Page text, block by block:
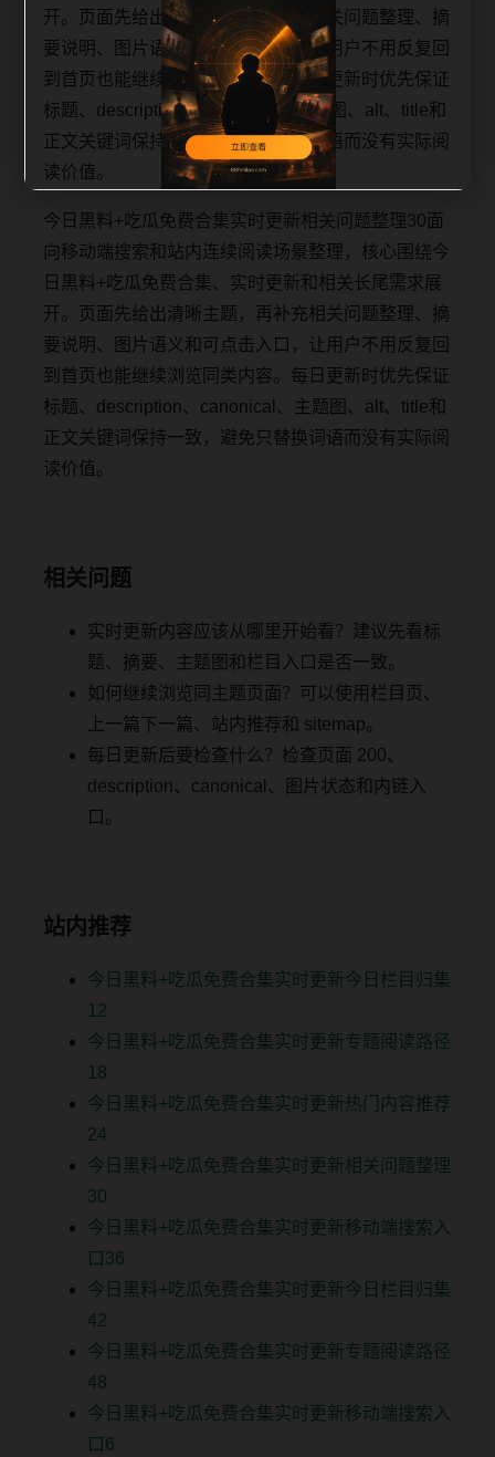
开。页面先给出清晰主题，再补充相关问题整理、摘
要说明、图片语义和可点击入口，让用户不用反复回
到首页也能继续浏览同类内容。每日更新时优先保证
标题、description、canonical、主题图、alt、title和
正文关键词保持一致，避免只替换词语而没有实际阅
读价值。
今日黑料+吃瓜免费合集实时更新相关问题整理30面
向移动端搜索和站内连续阅读场景整理，核心围绕今
日黑料+吃瓜免费合集、实时更新和相关长尾需求展
开。页面先给出清晰主题，再补充相关问题整理、摘
要说明、图片语义和可点击入口，让用户不用反复回
到首页也能继续浏览同类内容。每日更新时优先保证
标题、description、canonical、主题图、alt、title和
正文关键词保持一致，避免只替换词语而没有实际阅
读价值。
相关问题
实时更新内容应该从哪里开始看？建议先看标
题、摘要、主题图和栏目入口是否一致。
如何继续浏览同主题页面？可以使用栏目页、
上一篇下一篇、站内推荐和 sitemap。
每日更新后要检查什么？检查页面 200、
description、canonical、图片状态和内链入
口。
站内推荐
今日黑料+吃瓜免费合集实时更新今日栏目归集
12
今日黑料+吃瓜免费合集实时更新专题阅读路径
18
今日黑料+吃瓜免费合集实时更新热门内容推荐
24
今日黑料+吃瓜免费合集实时更新相关问题整理
30
今日黑料+吃瓜免费合集实时更新移动端搜索入
口36
今日黑料+吃瓜免费合集实时更新今日栏目归集
42
今日黑料+吃瓜免费合集实时更新专题阅读路径
48
今日黑料+吃瓜免费合集实时更新移动端搜索入
口6